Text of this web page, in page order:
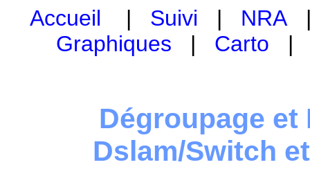
Accueil | Suivi | NRA
Graphiques | Carto
Dégroupage et
Dslam/Switch